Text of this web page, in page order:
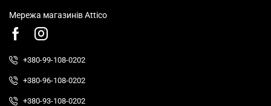
Мережа магазинів Attico
+380-99-108-0202
+380-96-108-0202
+380-93-108-0202